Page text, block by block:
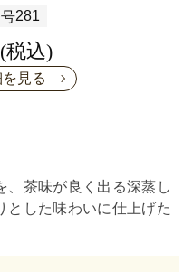
281
税込)
見る
、茶味が良く出る深蒸し
とした味わいに仕上げた